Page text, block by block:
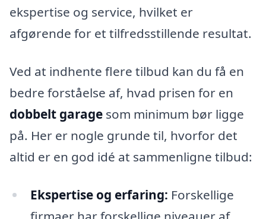
ekspertise og service, hvilket er
afgørende for et tilfredsstillende resultat.
Ved at indhente flere tilbud kan du få en
bedre forståelse af, hvad prisen for en
dobbelt garage som minimum bør ligge
på. Her er nogle grunde til, hvorfor det
altid er en god idé at sammenligne tilbud:
Ekspertise og erfaring: Forskellige